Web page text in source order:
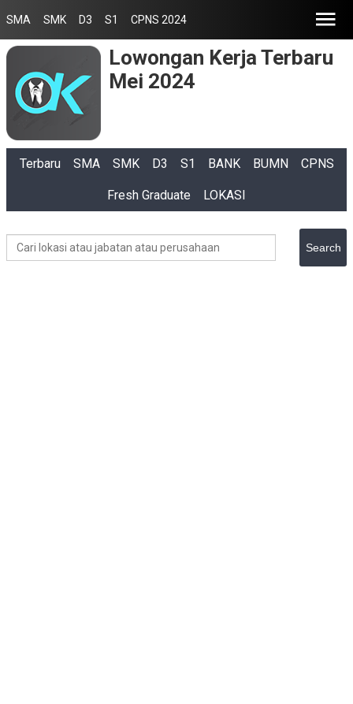
SMA SMK D3 S1 CPNS 2024
Lowongan Kerja Terbaru
Mei 2024
Terbaru SMA SMK D3 S1 BANK BUMN CPNS
Fresh Graduate LOKASI